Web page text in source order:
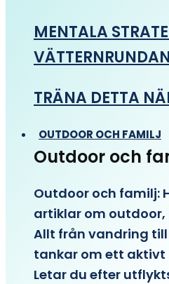
MENTALA
TRÄNA DETTA
OUTDOOR OCH FAMILJ
Outdoor och
Outdoor och familj:
artiklar om
Allt från vandring
tankar om ett aktivt
Letar du efter